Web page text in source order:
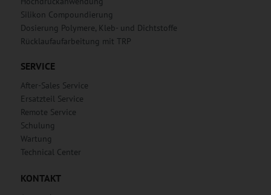
Silikon Compoundierung
Dosierung Polymere, Kleb- und Dichtstoffe
Rücklaufaufarbeitung mit TRP
SERVICE
After-Sales Service
Ersatzteil Service
Remote Service
Schulung
Wartung
Technical Center
KONTAKT